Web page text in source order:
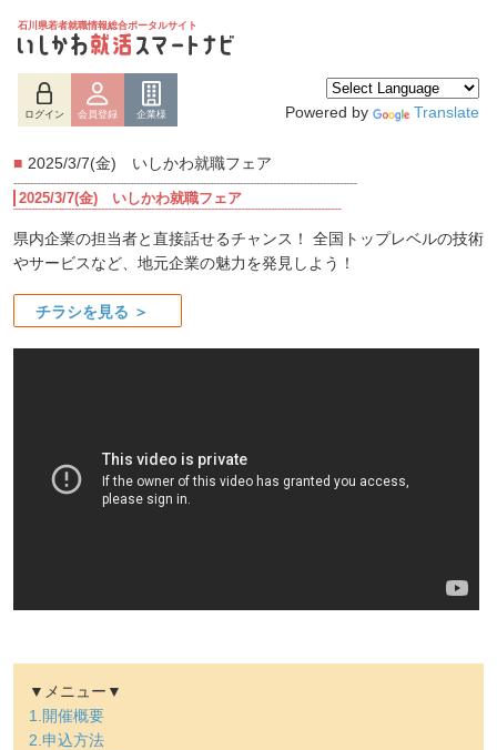
石川県若者就職情報総合ポータルサイト
ログイン 会員登録 企業様 Powered by Translate
ログイン
■ 2025/3/7(金) いしかわ就職フェア
2025/3/7(金) いしかわ就職フェア
県内企業の担当者と直接話せるチャンス！ 全国トップレベルの技術
やサービスなど、地元企業の魅力を発見しよう！
チラシを見る ＞
▼メニュー▼
1.開催概要
2.申込方法